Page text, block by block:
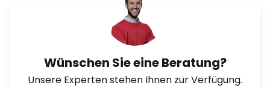
Wünschen Sie eine Beratung?
Unsere Experten stehen Ihnen zur Verfügung.